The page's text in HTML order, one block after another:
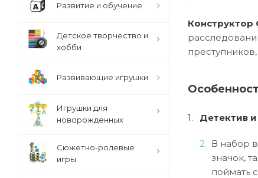
Конструктор
Детектив
В набор
значок,
поймать
Развитие и обучение
Детское творчество и
хобби
Развивающие игрушки
Игрушки для
новорожденных
Сюжетно-ролевые
игры